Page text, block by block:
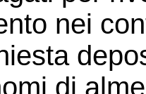
nei
di